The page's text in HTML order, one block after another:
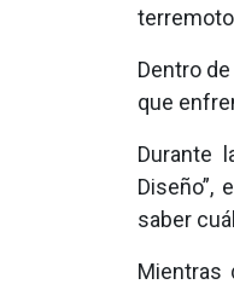
Dentro
que
Durante
Diseño”,
saber
Mientras